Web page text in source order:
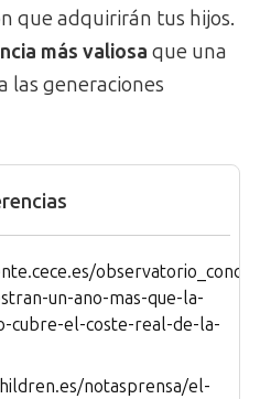
que adquirirán tus hijos.
más valiosa que una
las generaciones
un-ano-mas-que-la-
cubre-el-coste-real-de-la-
notasprensa/el-